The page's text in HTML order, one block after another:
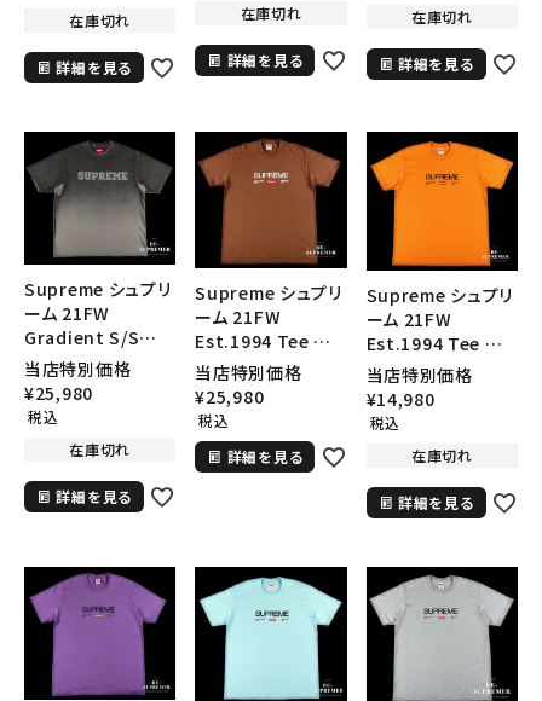
キーワードから探す
2025AW 2025SS
Tシャツ・ロングスリーブ
キャップ・ハット
コラボレーションブランドから探す
在庫切れ
詳細を見る
在庫切れ
詳細を見る
在庫切れ
詳細を見る
Supreme シュプリ
ーム 21FW
Gradient S/S
Top Teeグラディ
エントショートスリ
ーブトップTシャツ
当店特別価格
¥25,980
税込
在庫切れ
詳細を見る
Supreme シュプリ
ーム 21FW
Est.1994 Tee エ
スタブリッシュ1994
Tシャツ ブラウン
当店特別価格
¥25,980
税込
詳細を見る
Supreme シュプリ
ーム 21FW
Est.1994 Tee エ
スタブリッシュ1994
Tシャツ オレンジ
当店特別価格
¥14,980
税込
在庫切れ
詳細を見る